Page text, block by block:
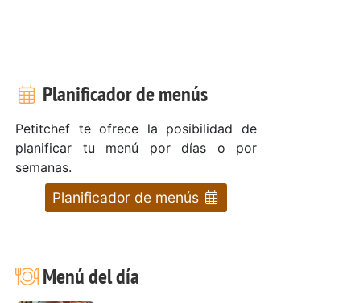
Planificador de menús
Petitchef te ofrece la posibilidad de
planificar tu menú por días o por
semanas.
Planificador de menús
Menú del día